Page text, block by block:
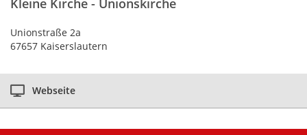
Kleine Kirche - Unionskirche
Unionstraße 2a
67657 Kaiserslautern
Webseite